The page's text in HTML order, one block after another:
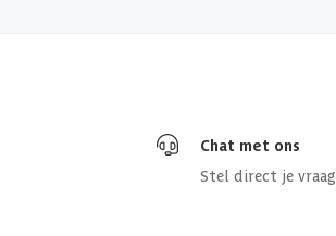
Chat met ons
Stel direct je vraag